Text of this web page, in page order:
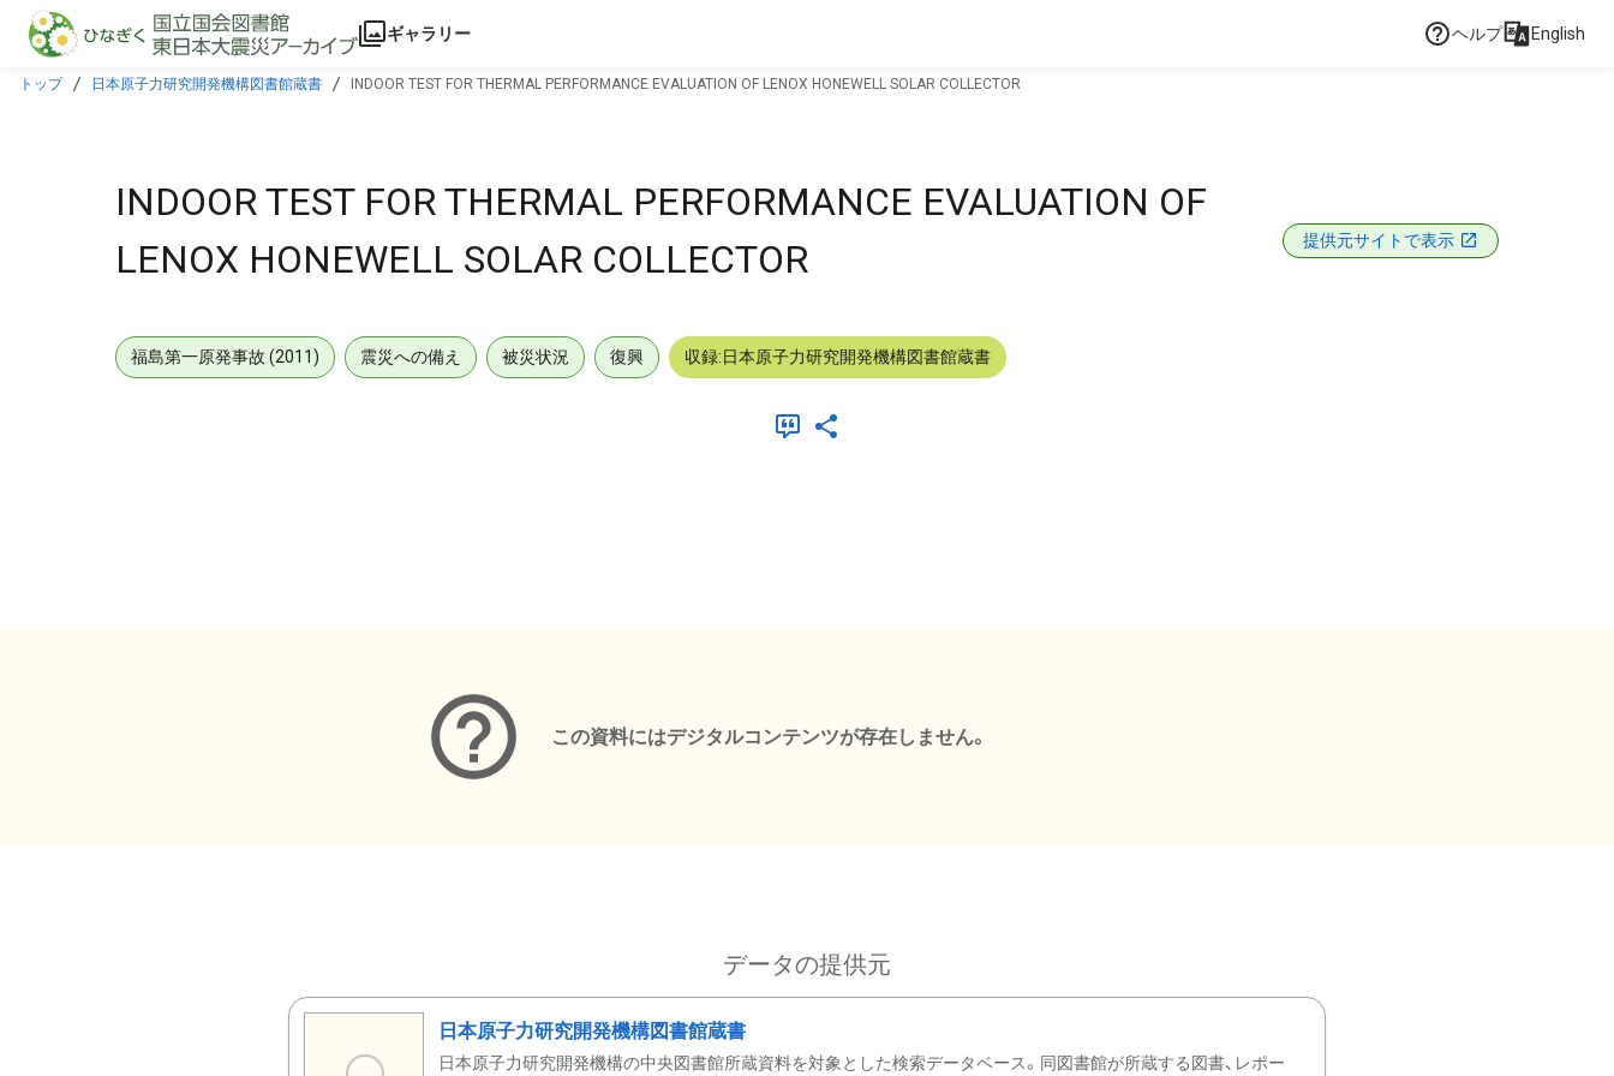
本文に飛ぶ
ギャラリー ヘルプ English
トップ 日本原子力研究開発機構図書館蔵書 INDOOR TEST FOR THERMAL PERFORMANCE EVALUATION OF LENOX HONEWELL SOLAR COLLECTOR
INDOOR TEST FOR THERMAL PERFORMANCE EVALUATION OF
LENOX HONEWELL SOLAR COLLECTOR
提供元サイトで表示
福島第一原発事故 (2011) 震災への備え 被災状況 復興 収録:日本原子力研究開発機構図書館蔵書
この資料にはデジタルコンテンツが存在しません。
データの提供元
日本原子力研究開発機構図書館蔵書
日本原子力研究開発機構の中央図書館所蔵資料を対象とした検索データベース。同図書館が所蔵する図書、レポー